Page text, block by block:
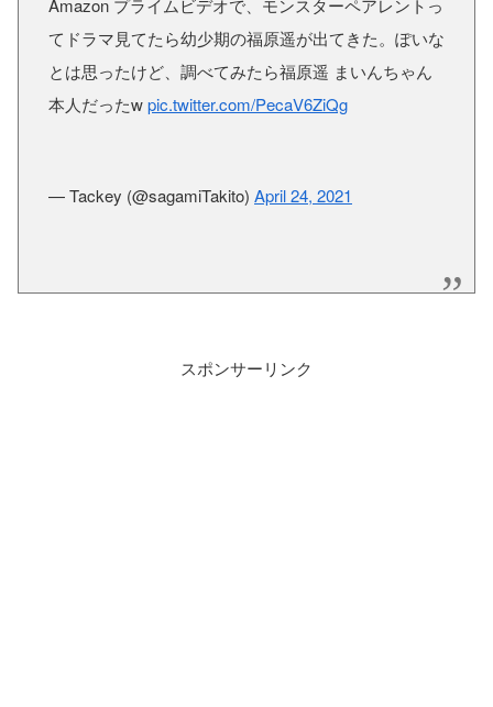
Amazon プライムビデオで、モンスターペアレントっ
てドラマ見てたら幼少期の福原遥が出てきた。ぽいな
とは思ったけど、調べてみたら福原遥 まいんちゃん
本人だったwpic.twitter.com/PecaV6ZiQg
— Tackey (@sagamiTakito) April 24, 2021
スポンサーリンク